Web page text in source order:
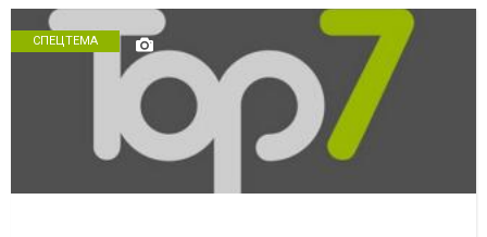
СПЕЦТЕМА